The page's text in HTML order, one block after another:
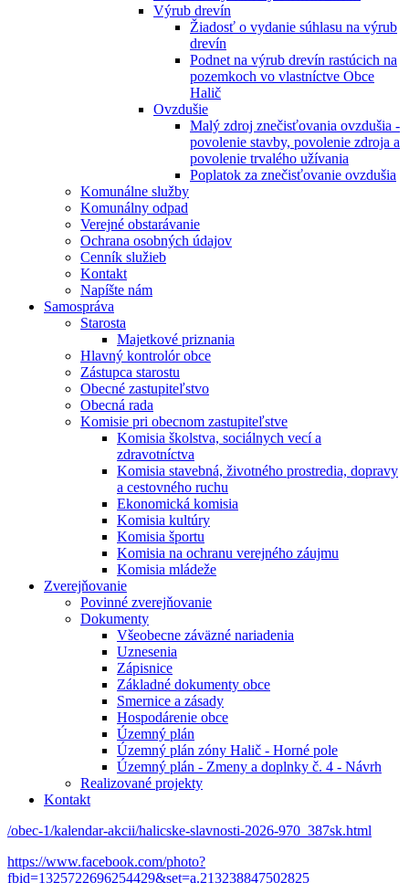
Výrub drevín
Žiadosť o vydanie súhlasu na výrub
drevín
Podnet na výrub drevín rastúcich na
pozemkoch vo vlastníctve Obce
Halič
Ovzdušie
Malý zdroj znečisťovania ovzdušia -
povolenie stavby, povolenie zdroja a
povolenie trvalého užívania
Poplatok za znečisťovanie ovzdušia
Komunálne služby
Komunálny odpad
Verejné obstarávanie
Ochrana osobných údajov
Cenník služieb
Kontakt
Napíšte nám
Samospráva
Starosta
Majetkové priznania
Hlavný kontrolór obce
Zástupca starostu
Obecné zastupiteľstvo
Obecná rada
Komisie pri obecnom zastupiteľstve
Komisia školstva, sociálnych vecí a
zdravotníctva
Komisia stavebná, životného prostredia, dopravy
a cestovného ruchu
Ekonomická komisia
Komisia kultúry
Komisia športu
Komisia na ochranu verejného záujmu
Komisia mládeže
Zverejňovanie
Povinné zverejňovanie
Dokumenty
Všeobecne záväzné nariadenia
Uznesenia
Zápisnice
Základné dokumenty obce
Smernice a zásady
Hospodárenie obce
Územný plán
Územný plán zóny Halič - Horné pole
Územný plán - Zmeny a doplnky č. 4 - Návrh
Realizované projekty
Kontakt
/obec-1/kalendar-akcii/halicske-slavnosti-2026-970_387sk.html
https://www.facebook.com/photo?
fbid=1325722696254429&set=a.213238847502825